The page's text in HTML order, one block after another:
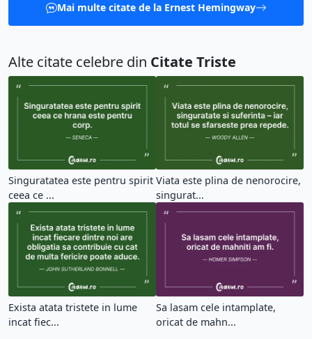
Mai multe citate de la Ernest Hemingway
Alte citate celebre din Citate Triste
Singuratatea este pentru spirit
ceea ce ...
Viata este plina de nenorocire,
singurat...
Exista atata tristete in lume
incat fiec...
Sa lasam cele intamplate,
oricat de mahn...